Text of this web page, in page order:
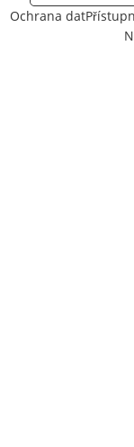
Ochrana dat